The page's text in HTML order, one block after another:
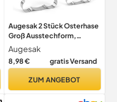
Augesak 2 Stück Osterhase
Groß Ausstechform,
Ausstechformen Ostern,
Hasen Ausstecher Groß,
Keksausstecher Ostern
Plätzchen Ausstecher Hase
Augesak
8,98 € gratis Versand
ZUM ANGEBOT